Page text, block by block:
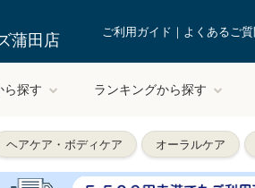
蒲田店 ご利用ガイド よくあるご質
ら探す ランキングから探す
ヘアケア・ボディケア オーラルケア